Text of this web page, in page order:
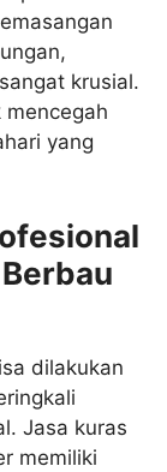
krusial.
yang
dilakukan
Jasa kuras
memiliki